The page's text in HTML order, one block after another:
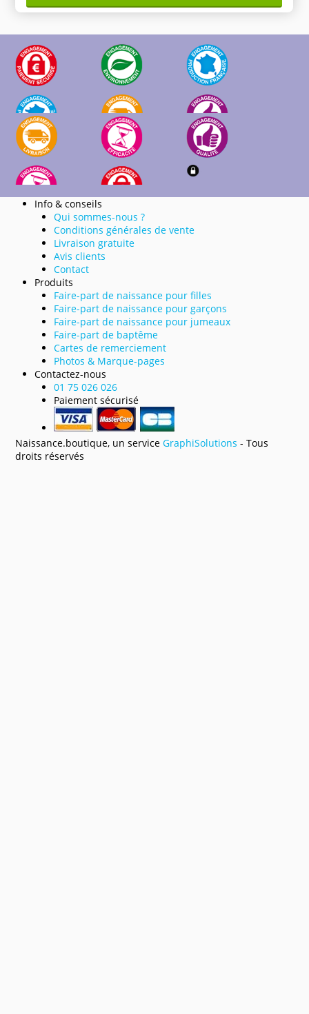
Info & conseils
Qui sommes-nous ?
Conditions générales de vente
Livraison gratuite
Avis clients
Contact
Produits
Faire-part de naissance pour filles
Faire-part de naissance pour garçons
Faire-part de naissance pour jumeaux
Faire-part de baptême
Cartes de remerciement
Photos & Marque-pages
Contactez-nous
01 75 026 026
Paiement sécurisé
Naissance.boutique, un serviceGraphiSolutions - Tous
droits réservés